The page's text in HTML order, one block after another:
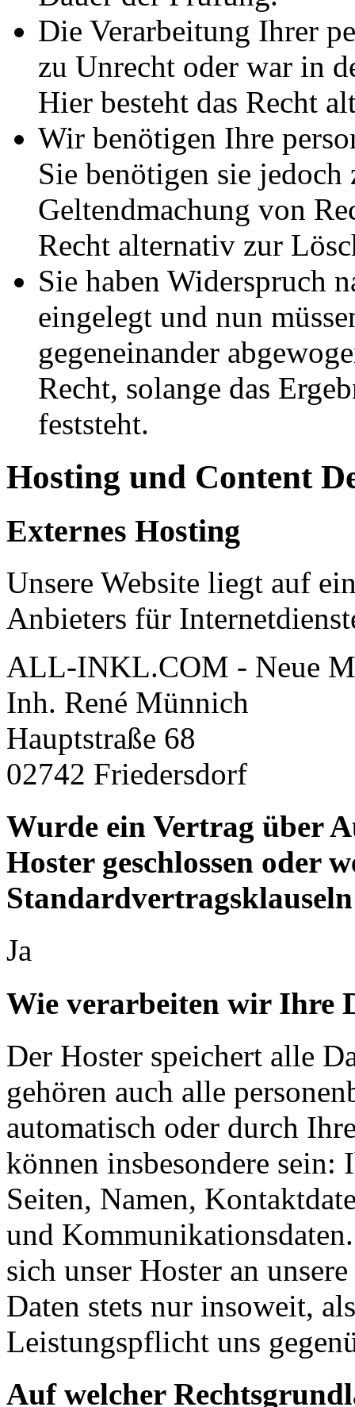
Die Verarbeitung Ihrer
zu Unrecht oder war in
Hier besteht das Recht
Wir benötigen Ihre
Sie benötigen sie
Geltendmachung von
Recht alternativ zur
Sie haben Widerspruch
eingelegt und nun
gegeneinander
Recht, solange das
feststeht.
Hosting und Content
Externes Hosting
Unsere Website liegt auf
Anbieters für
ALL-INKL.COM - Neue
Inh. René Münnich
Hauptstraße 68
02742 Friedersdorf
Wurde ein Vertrag über
Hoster geschlossen oder
Ja
Wie verarbeiten wir Ihre
Der Hoster speichert alle
gehören auch alle
automatisch oder durch
können insbesondere sein:
Seiten, Namen,
und
sich unser Hoster an
Daten stets nur insoweit,
Leistungspflicht uns
Auf welcher